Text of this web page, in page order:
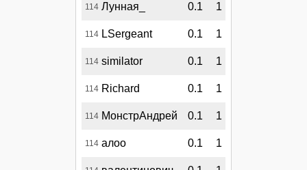
114 Лунная_ 0.1 1
114 LSergeant 0.1 1
114 similator 0.1 1
114 Richard 0.1 1
114 МонстрАндрей 0.1 1
114 алоо 0.1 1